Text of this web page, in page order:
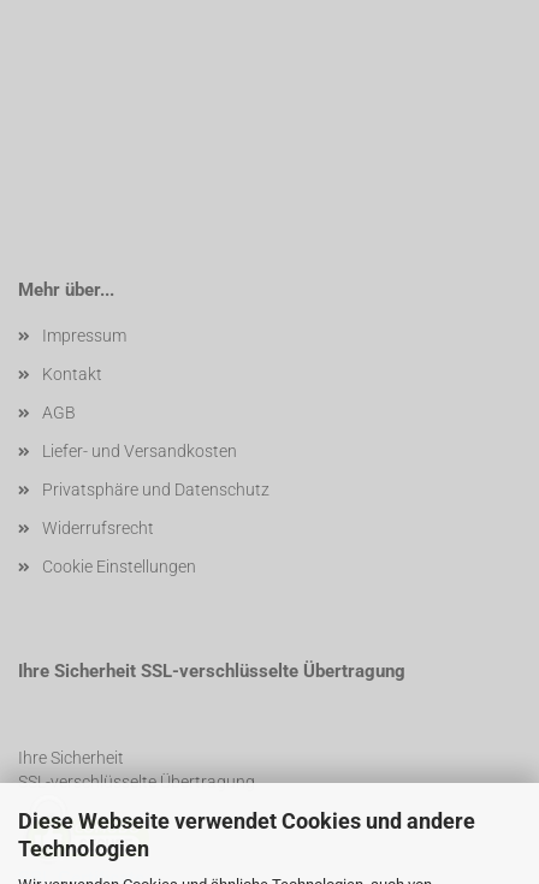
Diese Webseite verwendet Cookies und andere
Technologien
Mehr über...
Impressum
Kontakt
AGB
Liefer- und Versandkosten
Privatsphäre und Datenschutz
Widerrufsrecht
Cookie Einstellungen
Ihre Sicherheit SSL-verschlüsselte Übertragung
Ihre Sicherheit
SSL-verschlüsselte Übertragung
SSL Certificate